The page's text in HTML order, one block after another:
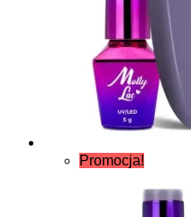
Promocja!